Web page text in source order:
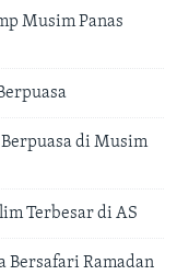
Musim Panas
di Musim
Terbesar di AS
Bersafari Ramadan